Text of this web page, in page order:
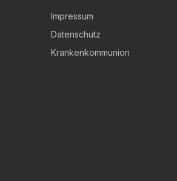
Impressum
Datenschutz
Krankenkommunion